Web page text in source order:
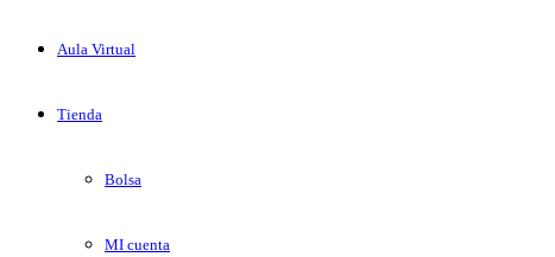
Aula Virtual
Tienda
Bolsa
MI cuenta